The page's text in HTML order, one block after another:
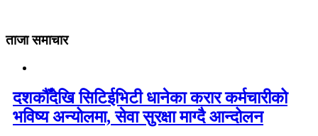
ताजा समाचार
दशकौँदेखि सिटिईभिटी धानेका करार कर्मचारीको
भविष्य अन्योलमा, सेवा सुरक्षा माग्दै आन्दोलन